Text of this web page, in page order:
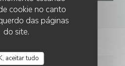
cookie no canto
das páginas
do site.
aceitar tudo